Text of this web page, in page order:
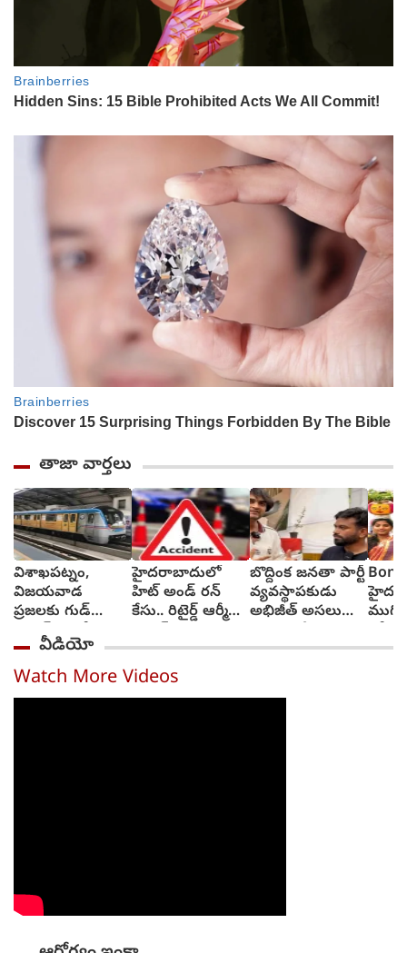
తాజా వార్తలు
విశాఖపట్నం,
విజయవాడ
ప్రజలకు గుడ్
న్యూస్.. మళ్లీ
పట్టాలెక్కిన మెట్రో
పనులు
హైదరాబాదులో
హిట్ అండ్ రన్
కేసు.. రిటైర్డ్ ఆర్మీ
బొద్దింక జనతా పార్టీ
వ్యవస్థాపకుడు
అభిజీత్ అసలు
వీడియో
Watch More Videos